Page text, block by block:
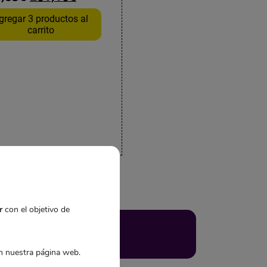
3 productos al
carrito
con el objetivo de
nuestra página web.